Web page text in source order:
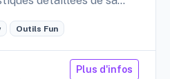
Outils Fun
Plus d'infos